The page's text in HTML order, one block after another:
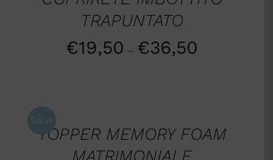
TRAPUNTATO
€19,50 – €36,50
Sale!
DETTAGLI
TOPPER MEMORY FOAM